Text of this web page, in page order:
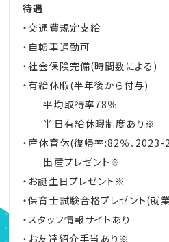
待遇
・交通費規定支給
・自転車通勤可
・社会保険完備(時間数による)
・有給休暇(半年後から付与)
平均取得率78％
半日有給休暇制度あり※
・産休育休(復帰率:82％、
出産プレゼント※
・お誕生日プレゼント※
・保育士試験合格プレゼント(就
・スタッフ情報サイトあり
・お友達紹介手当あり※